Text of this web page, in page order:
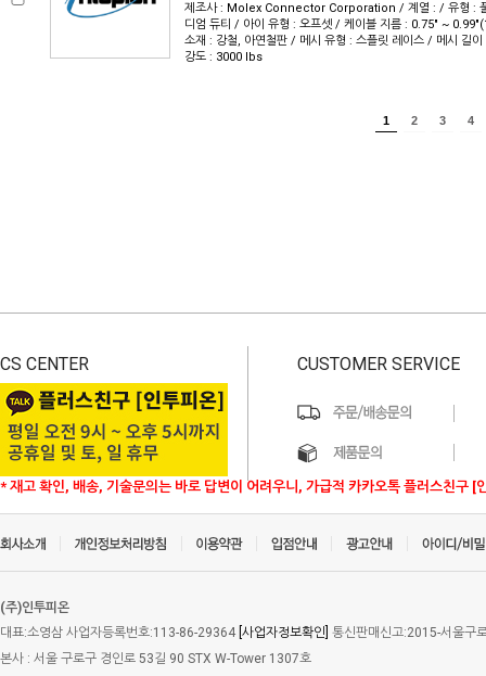
제조사 : Molex Connector Corporation / 계열 : / 유형 :
디엄 듀티 / 아이 유형 : 오프셋 / 케이블 지름 : 0.75" ~
소재 : 강철, 아연철판 / 메시 유형 : 스플릿 레이스 / 메시 길
강도 : 3000 lbs
1 2 3 4
CS CENTER
* 재고 확인, 배송, 기술문의는 바로 답변이 어려우니, 가급적 카카오톡 플러스친구 [
CUSTOMER SERVICE
(주)인투피온
대표:소영삼 사업자등록번호:113-86-29364 [사업자정보확인] 통신판매신고:2015-서울구
본사 : 서울 구로구 경인로 53길 90 STX W-Tower 1307호